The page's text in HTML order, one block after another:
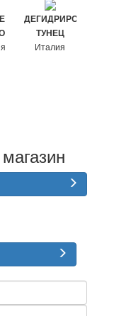
ДЕГИДРИРОВАННЫЙ
ТУНЕЦ
Италия